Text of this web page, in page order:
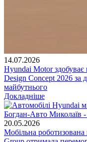
14.07.2026
Hyundai Motor
Design Concept 2026 за
майбутнього
Докладніше
20.05.2026
Мобільна